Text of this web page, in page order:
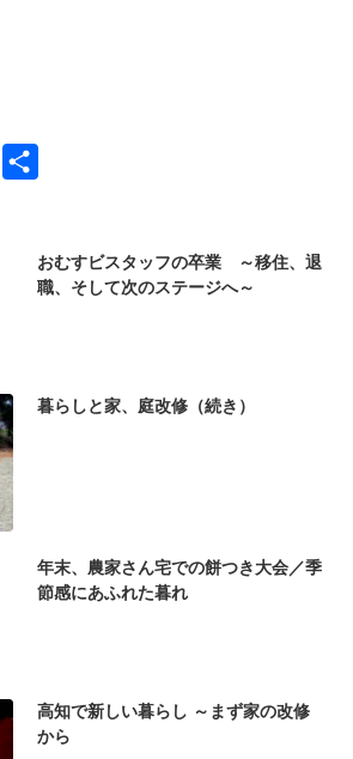
おむすビスタッフの卒業 ～移住、退
職、そして次のステージへ～
暮らしと家、庭改修（続き）
年末、農家さん宅での餅つき大会／季
節感にあふれた暮れ
高知で新しい暮らし ～まず家の改修
から